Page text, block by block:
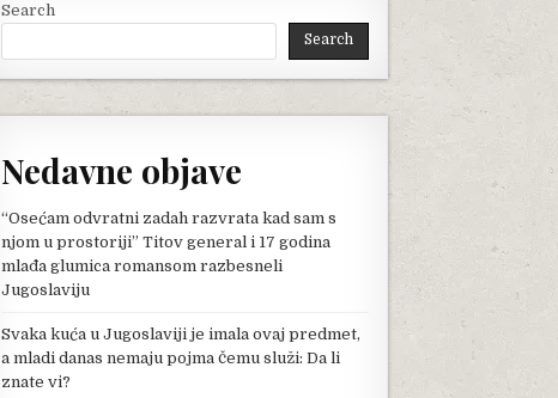
Search
Search
Nedavne objave
“Osećam odvratni zadah razvrata kad sam s
njom u prostoriji” Titov general i 17 godina
mlađa glumica romansom razbesneli
Jugoslaviju
Svaka kuća u Jugoslaviji je imala ovaj predmet,
a mladi danas nemaju pojma čemu služi: Da li
znate vi?